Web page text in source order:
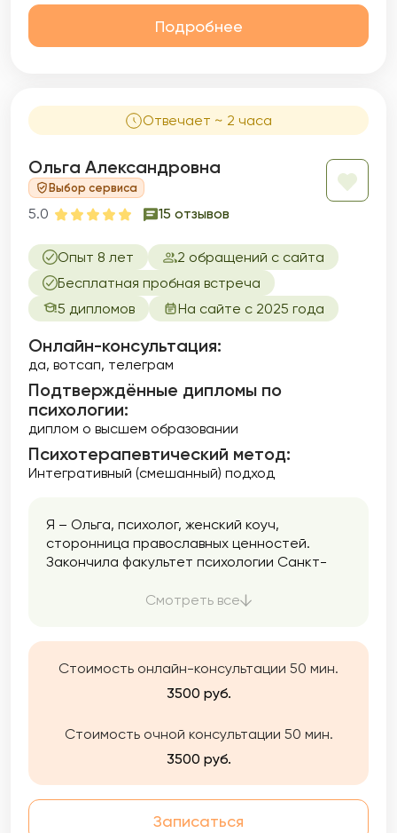
Подробнее
Отвечает ~ 2 часа
Ольга Александровна
Выбор сервиса
5.0 15 отзывов
Опыт 8 лет
2 обращений с сайта
Бесплатная пробная встреча
5 дипломов
На сайте с 2025 года
Онлайн-консультация:
да, вотсап, телеграм
Подтверждённые дипломы по
психологии:
диплом о высшем образовании
Психотерапевтический метод:
Интегративный (смешанный) подход
Я – Ольга, психолог, женский коуч,
сторонница православных ценностей.
Закончила факультет психологии Санкт-
того момента активно занимаюсь
Смотреть все
Стоимость онлайн-консультации 50 мин.
3500 руб.
Стоимость очной консультации 50 мин.
3500 руб.
Записаться